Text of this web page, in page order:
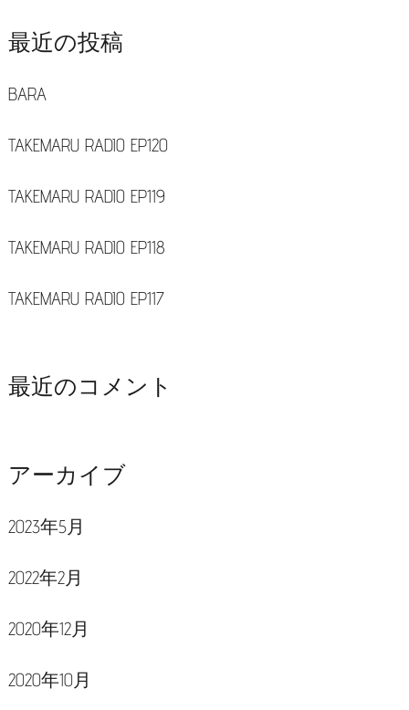
象:
最近の投稿
BARA
TAKEMARU RADIO EP120
TAKEMARU RADIO EP119
TAKEMARU RADIO EP118
TAKEMARU RADIO EP117
最近のコメント
アーカイブ
2023年5月
2022年2月
2020年12月
2020年10月